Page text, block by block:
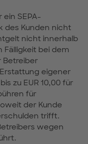
SEPA-
des Kunden nicht
nicht innerhalb
Fälligkeit bei dem
Betreiber
eigener
zu EUR 10,00 für
für
der Kunde
trifft.
wegen